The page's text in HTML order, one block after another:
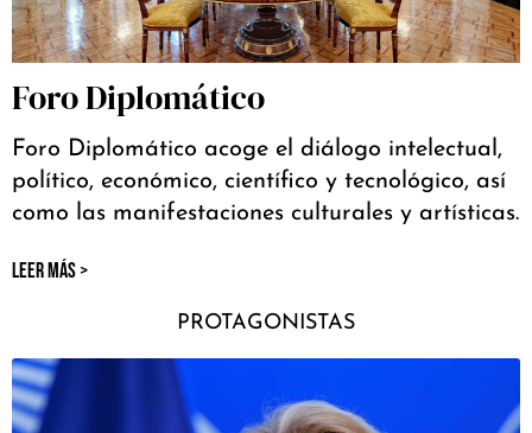
Foro Diplomático
Foro Diplomático acoge el diálogo intelectual,
político, económico, científico y tecnológico, así
como las manifestaciones culturales y artísticas.
LEER MÁS >
PROTAGONISTAS